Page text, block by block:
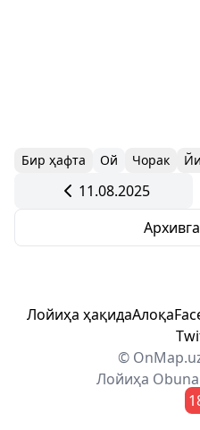
Бир ҳафта Ой Чорак
11.08.2025
Лойиҳа ҳақидаАлоқа
©
Лойиҳа Obuna